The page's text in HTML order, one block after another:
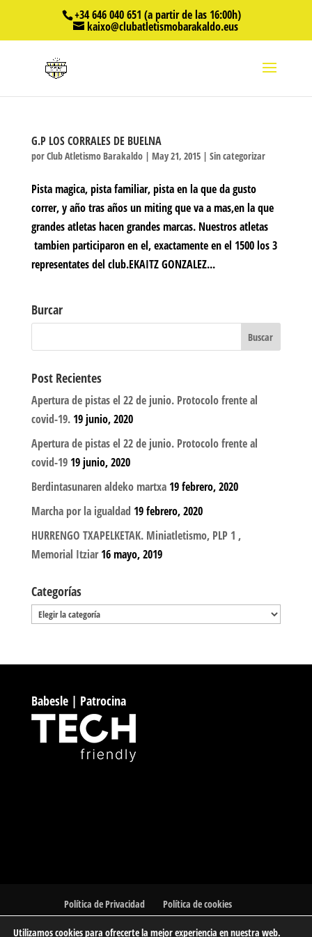
+34 646 040 651 (a partir de las 16:00h)
kaixo@clubatletismobarakaldo.eus
G.P LOS CORRALES DE BUELNA
porClub Atletismo Barakaldo| May 21, 2015| Sin categorizar
Pista magica, pista familiar, pista en la que da gusto
correr, y año tras años un miting que va a mas,en la que
grandes atletas hacen grandes marcas. Nuestros atletas
tambien participaron en el, exactamente en el 1500 los 3
representates del club.EKAITZ GONZALEZ...
Burcar
Post Recientes
Apertura de pistas el 22 de junio. Protocolo frente al
covid-19. 19 junio, 2020
Apertura de pistas el 22 de junio. Protocolo frente al
covid-19 19 junio, 2020
Berdintasunaren aldeko martxa 19 febrero, 2020
Marcha por la igualdad 19 febrero, 2020
HURRENGO TXAPELKETAK. Miniatletismo, PLP 1 ,
Memorial Itziar 16 mayo, 2019
Categorías
Categorías
Babesle | Patrocina
Política de Privacidad Política de cookies
Utilizamos cookies para ofrecerte la mejor experiencia en nuestra web.